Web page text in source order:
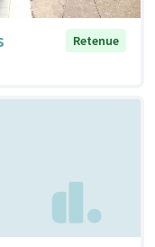
Retenue